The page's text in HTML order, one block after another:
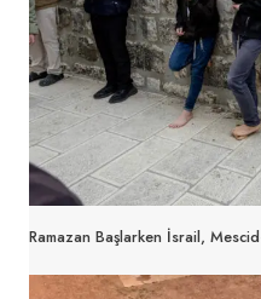
Ramazan Başlarken İsrail,